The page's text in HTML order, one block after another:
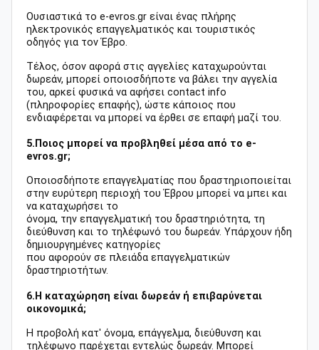
Ουσιαστικά το e-evros.gr είναι ένας πλήρης
ηλεκτρονικός επαγγελματικός και τουριστικός
οδηγός για τον Έβρο.
Τέλος, όσον αφορά στις αγγελίες καταχωρούνται
δωρεάν, μπορεί οποιοσδήποτε να βάλει την αγγελία
του, αρκεί φυσικά να αφήσει contact info
(πληροφορίες επαφής), ώστε κάποιος που
ενδιαφέρεται να μπορεί να έρθει σε επαφή μαζί του.
5.Ποιος μπορεί να προβληθεί μέσα από το e-
evros.gr;
Οποιοσδήποτε επαγγελματίας που δραστηριοποιείται
στην ευρύτερη περιοχή του Έβρου μπορεί να μπει και
να καταχωρήσει το
όνομα, την επαγγελματική του δραστηριότητα, τη
διεύθυνση και το τηλέφωνό του δωρεάν. Υπάρχουν ήδη
δημιουργημένες κατηγορίες
που αφορούν σε πλειάδα επαγγελματικών
δραστηριοτήτων.
6.Η καταχώρηση είναι δωρεάν ή επιβαρύνεται
οικονομικά;
Η προβολή κατ' όνομα, επάγγελμα, διεύθυνση και
τηλέφωνο παρέχεται εντελώς δωρεάν. Μπορεί